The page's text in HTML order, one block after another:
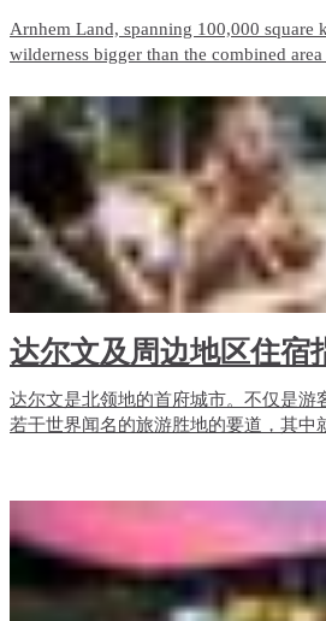
Arnhem Land, spanning 100,000 square
wilderness bigger than the combined
diverse areas, with a variety of stunning
accommodation options.
达尔文及周边地区住宿
达尔文是北领地的首府城市。不仅是游
若干世界闻名的旅游胜地的要道，其中